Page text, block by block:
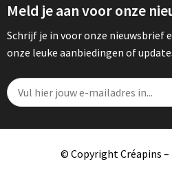
Meld je aan voor onze
Schrijf je in voor onze nieuwsbrief
onze leuke aanbiedingen of
© Copyright Créapins –